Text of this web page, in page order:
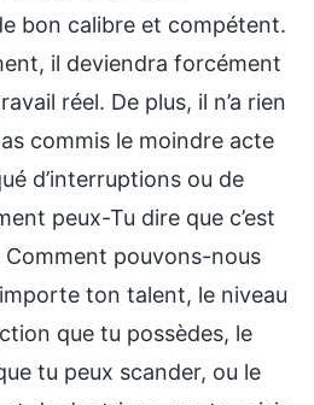
bon calibre et compétent.
il deviendra forcément
réel. De plus, il n’a rien
commis le moindre acte
d’interruptions ou de
peux-Tu dire que c’est
pouvons-nous
ton talent, le niveau
que tu possèdes, le
tu peux scander, ou le